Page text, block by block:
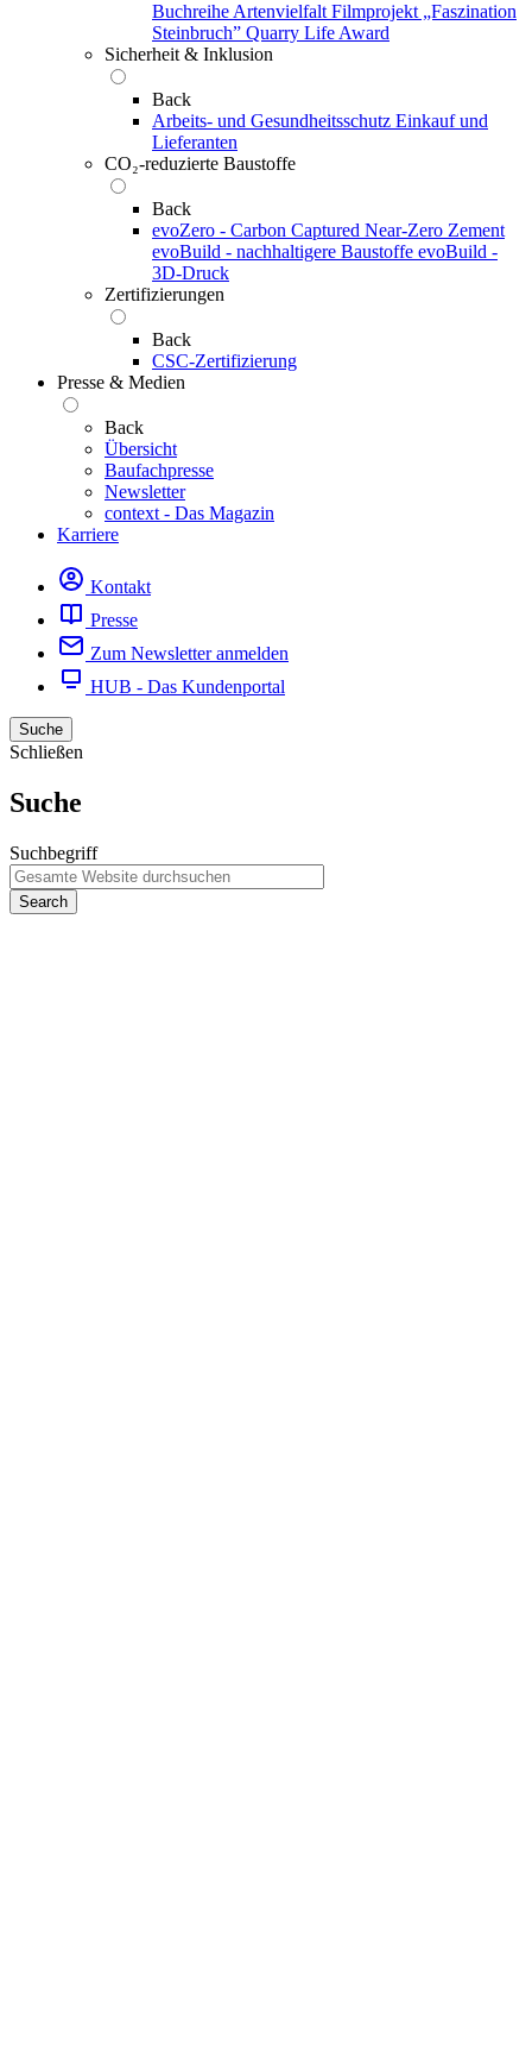
Buchreihe Artenvielfalt Filmprojekt „Faszination
Steinbruch” Quarry Life Award
Sicherheit & Inklusion
Back
Arbeits- und Gesundheitsschutz Einkauf und
Lieferanten
CO₂-reduzierte Baustoffe
Back
evoZero - Carbon Captured Near-Zero Zement
evoBuild - nachhaltigere Baustoffe evoBuild -
3D-Druck
Zertifizierungen
Back
CSC-Zertifizierung
Presse & Medien
Back
Übersicht
Baufachpresse
Newsletter
context - Das Magazin
Karriere
Kontakt
Presse
Zum Newsletter anmelden
HUB - Das Kundenportal
Suche
Schließen
Suche
Suchbegriff